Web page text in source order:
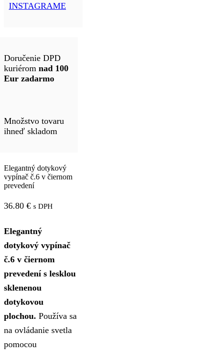
INSTAGRAME
Doručenie DPD
kuriérom nad 100
Eur zadarmo
Množstvo tovaru
ihneď skladom
Elegantný dotykový
vypínač č.6 v čiernom
prevedení
36.80 € s DPH
Elegantný
dotykový vypínač
č.6 v čiernom
prevedení s lesklou
sklenenou
dotykovou
plochou. Používa sa
na ovládanie svetla
pomocou